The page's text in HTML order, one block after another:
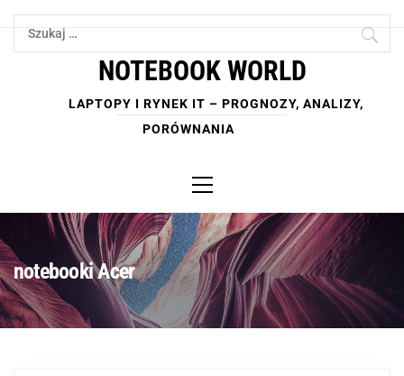
Skip
Szukaj:
NOTEBOOK WORLD
LAPTOPY I RYNEK IT – PROGNOZY, ANALIZY,
PORÓWNANIA
Menu
notebooki Acer